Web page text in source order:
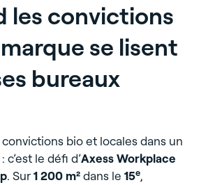
les convictions
se lisent
bureaux
convictions bio et locales dans un
c’est le défi d’Axess Workplace
. Sur1 200 m²dans le 15e,